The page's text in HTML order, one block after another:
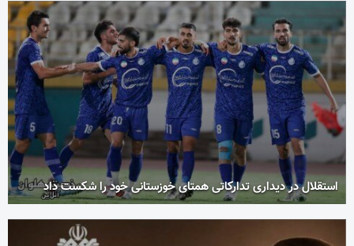
استقلال در دیداری تدارکاتی همتای خوزستانی خود را شکست داد